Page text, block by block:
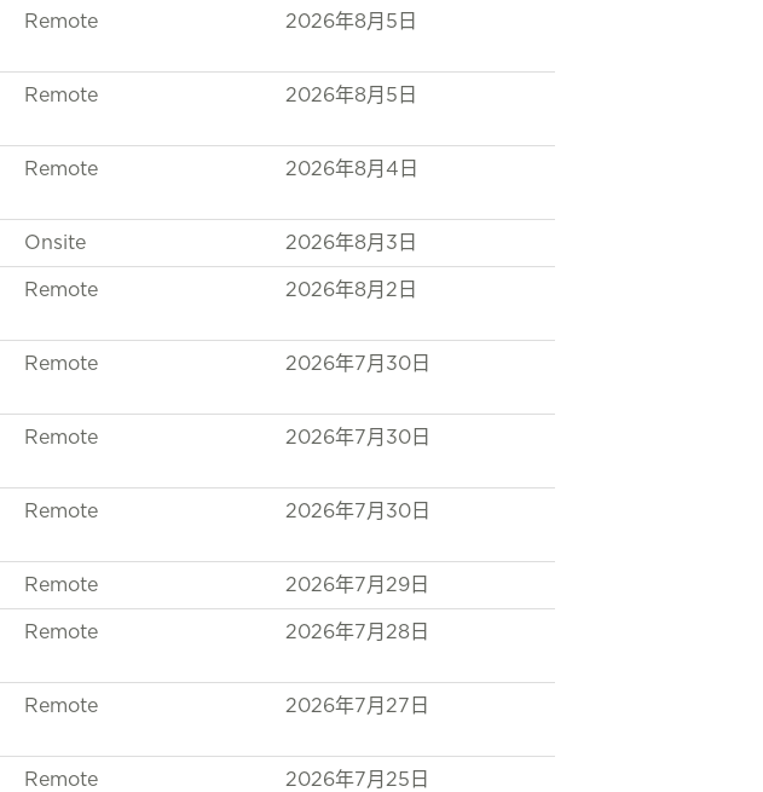
Remote 2026年8月5日
Remote 2026年8月5日
Remote 2026年8月4日
Onsite 2026年8月3日
Remote 2026年8月2日
Remote 2026年7月30日
Remote 2026年7月30日
Remote 2026年7月30日
Remote 2026年7月29日
Remote 2026年7月28日
Remote 2026年7月27日
Remote 2026年7月25日